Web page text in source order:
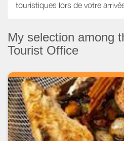
touristiques lors de votre
My selection among
Tourist Office